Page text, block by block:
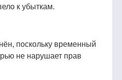
к убыткам.
поскольку временный
не нарушает прав